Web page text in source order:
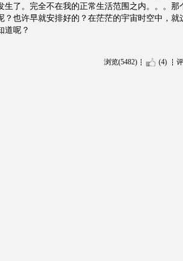
生了。完全不在我的正常生活范围之内。。。那
？也许早就安排好的？在茫茫的宇宙时空中，
道呢？
浏览(5482) (4)